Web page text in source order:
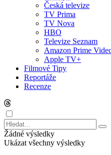
Česká televize
TV Prima
TV Nova
HBO
Televize Seznam
Amazon Prime
Apple TV+
Filmové Tipy
Reportáže
Recenze
Žádné výsledky
Ukázat všechny výsledky